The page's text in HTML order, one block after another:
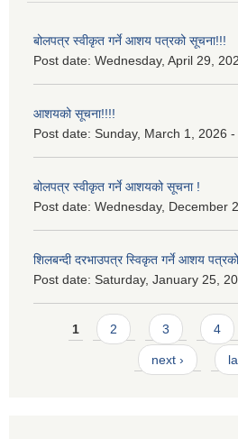
बोलपत्र स्वीकृत गर्ने आशय पत्रको सूचना!!!
Post date: Wednesday, April 29,
आशयको सूचना!!!!
Post date: Sunday, March 1, 2026
बोलपत्र स्वीकृत गर्ने आशयको सूचना !
Post date: Wednesday, December
शिलबन्दी दरभाउपत्र स्विकृत गर्ने आशय
Post date: Saturday, January 25,
Pages
1 2 3 4
next ›